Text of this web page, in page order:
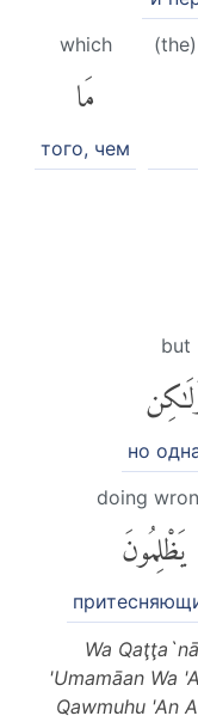
which
مَا
того, чем
but
но
doing
يَظْلِمُونَ
Wa
'Umamāan Wa
Qawmuhu 'An